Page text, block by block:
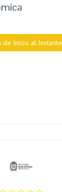
de Inicio al Instante